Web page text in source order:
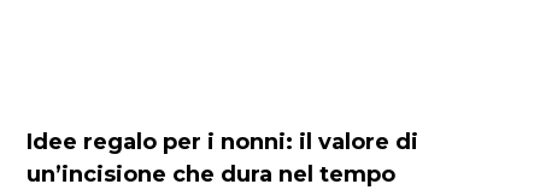
Idee regalo per i nonni: il valore di
un’incisione che dura nel tempo